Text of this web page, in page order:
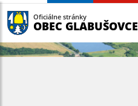
Oficiálne stránky
OBEC GLABUŠOVCE